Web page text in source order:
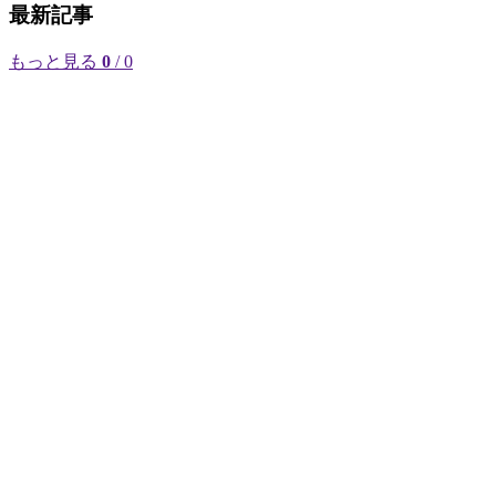
最新記事
もっと見る 0 / 0